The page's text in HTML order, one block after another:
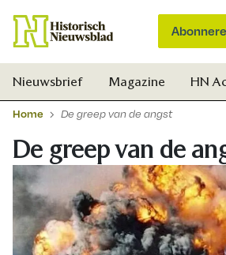
Nieuwsbrief Magazine HN
Home De greep van de angst
De greep van de